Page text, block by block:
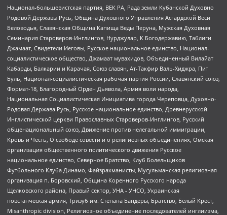
Национал-большевистская партия, ВЕК РА, Рада земли Кубанской Духовно
Родовой Державы Русь, Община Духовного Управления Асгардской Веси
Беловодья, Славянская Община Капища Веды Перуна, Мужская Духовная
Семинария Староверов-Инглингов, Нурджулар, К Богодержавию, Таблиги
Джамаат, Свидетели Иеговы, Русское национальное единство, Национал-
социалистическое общество, Джамаат мувахидов, Объединенный Вилайат
Кабарды, Балкарии и Карачая, Союз славян, Ат-Такфир Валь-Хиджра, Пит
Буль, Национал-социалистическая рабочая партия России, Славянский союз,
Формат-18, Благородный Орден Дьявола, Армия воли народа,
Национальная Социалистическая Инициатива города Череповца, Духовно-
Родовая Держава Русь, Русское национальное единство, Древнерусской
Инглистической церкви Православных Староверов-Инглингов, Русский
общенациональный союз, Движение против нелегальной иммиграции,
Кровь и Честь, О свободе совести и о религиозных объединениях, Омская
организация общественного политического движения Русское
национальное единство, Северное Братство, Клуб Болельщиков
Футбольного Клуба Динамо, Файзрахманисты, Мусульманская религиозная
организация п. Боровский, Община Коренного Русского народа
Щелковского района, Правый сектор, УНА - УНСО, Украинская
повстанческая армия, Тризуб им. Степана Бандеры, Братство, Белый Крест,
Misanthropic division, Религиозное объединение последователей инглиизма,